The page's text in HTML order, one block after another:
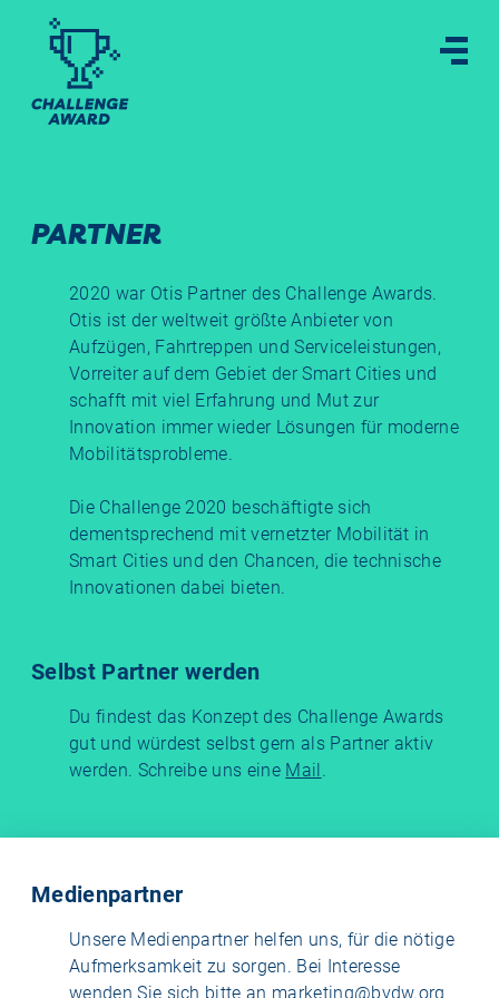
PARTNER
2020 war Otis Partner des Challenge Awards.
Otis ist der weltweit größte Anbieter von
Aufzügen, Fahrtreppen und Serviceleistungen,
Vorreiter auf dem Gebiet der Smart Cities und
schafft mit viel Erfahrung und Mut zur
Innovation immer wieder Lösungen für moderne
Mobilitätsprobleme.
Die Challenge 2020 beschäftigte sich
dementsprechend mit vernetzter Mobilität in
Smart Cities und den Chancen, die technische
Innovationen dabei bieten.
Selbst Partner werden
Du findest das Konzept des Challenge Awards
gut und würdest selbst gern als Partner aktiv
werden. Schreibe uns eine Mail.
Medienpartner
Unsere Medienpartner helfen uns, für die nötige
Aufmerksamkeit zu sorgen. Bei Interesse
wenden Sie sich bitte an marketing@bvdw.org